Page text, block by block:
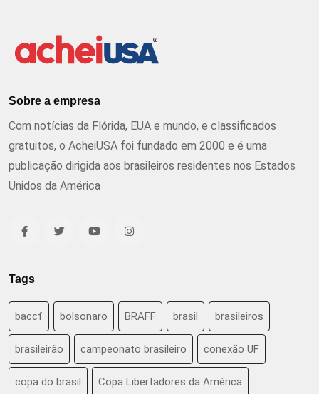
Sobre a empresa
Com notícias da Flórida, EUA e mundo, e classificados
gratuitos, o AcheiUSA foi fundado em 2000 e é uma
publicação dirigida aos brasileiros residentes nos Estados
Unidos da América
Tags
baccf bolsonaro BRAFF brasil brasileiros
brasileirão campeonato brasileiro conexão UF
copa do brasil Copa Libertadores da América